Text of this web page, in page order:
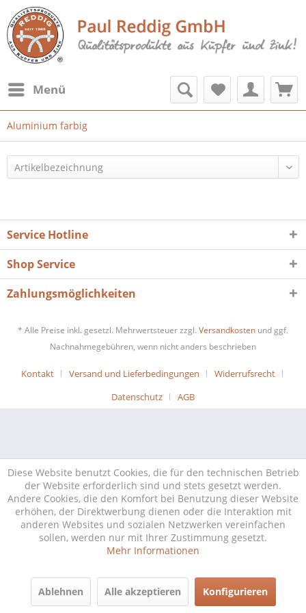
Menü
Aluminium farbig
Service Hotline
Shop Service
Zahlungsmöglichkeiten
* Alle Preise inkl. gesetzl. Mehrwertsteuer zzgl. Versandkosten und ggf.
Nachnahmegebühren, wenn nicht anders beschrieben
Kontakt Versand und Lieferbedingungen
Widerrufsrecht
Datenschutz
AGB
Diese Website benutzt Cookies, die für den technischen Betrieb
der Website erforderlich sind und stets gesetzt werden.
Andere Cookies, die den Komfort bei Benutzung dieser Website
erhöhen, der Direktwerbung dienen oder die Interaktion mit
anderen Websites und sozialen Netzwerken vereinfachen
sollen, werden nur mit Ihrer Zustimmung gesetzt.
Mehr Informationen
Ablehnen Alle akzeptieren Konfigurieren